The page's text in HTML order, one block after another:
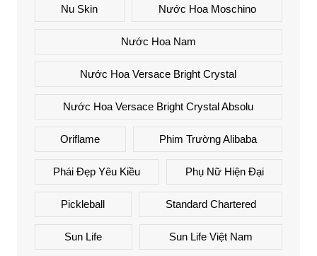
Nu Skin Nước Hoa Moschino
Nước Hoa Nam
Nước Hoa Versace Bright Crystal
Nước Hoa Versace Bright Crystal Absolu
Oriflame Phim Trường Alibaba
Phái Đẹp Yêu Kiều Phụ Nữ Hiện Đại
Pickleball Standard Chartered
Sun Life Sun Life Việt Nam